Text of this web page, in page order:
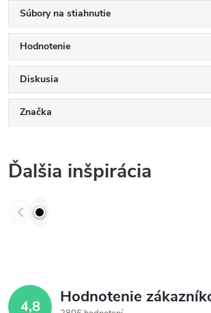
Súbory na stiahnutie
Hodnotenie
Diskusia
Značka
Ďalšia inšpirácia
4,8 Hodnotenie